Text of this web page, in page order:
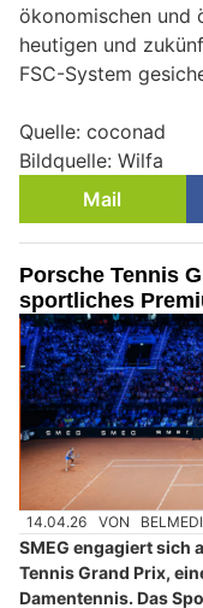
ökonomischen und
heutigen und
FSC-System
Quelle: coconad
Bildquelle: Wilfa
Mail
Porsche Tennis
sportliches
14.04.26 VON
SMEG engagiert sich
Tennis Grand Prix,
Damentennis. Das